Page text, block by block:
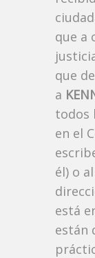
que a
que
a
todos
en el
él) o
está
están